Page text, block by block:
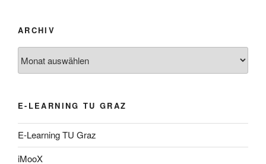
ARCHIV
E-LEARNING TU GRAZ
E-Learning TU Graz
iMooX